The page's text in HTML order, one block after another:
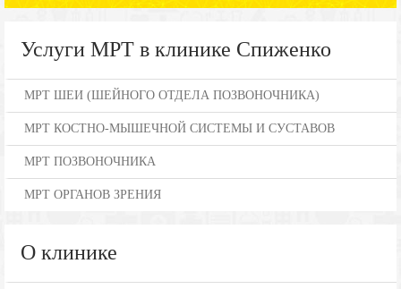
Услуги МРТ в клинике Спиженко
МРТ ШЕИ (ШЕЙНОГО ОТДЕЛА ПОЗВОНОЧНИКА)
МРТ КОСТНО-МЫШЕЧНОЙ СИСТЕМЫ И СУСТАВОВ
МРТ ПОЗВОНОЧНИКА
МРТ ОРГАНОВ ЗРЕНИЯ
О клинике